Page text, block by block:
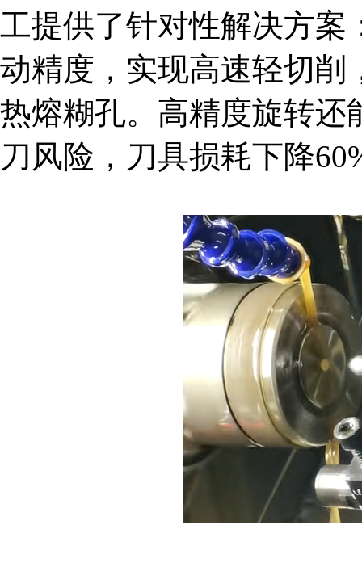
工提供了针对性解决方案
动精度，实现高速轻切削
热熔糊孔。高精度旋转还
刀风险，刀具损耗下降